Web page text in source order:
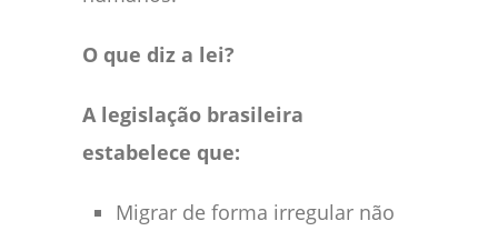
O que diz a lei?
A legislação brasileira
estabelece que:
Migrar de forma irregular não